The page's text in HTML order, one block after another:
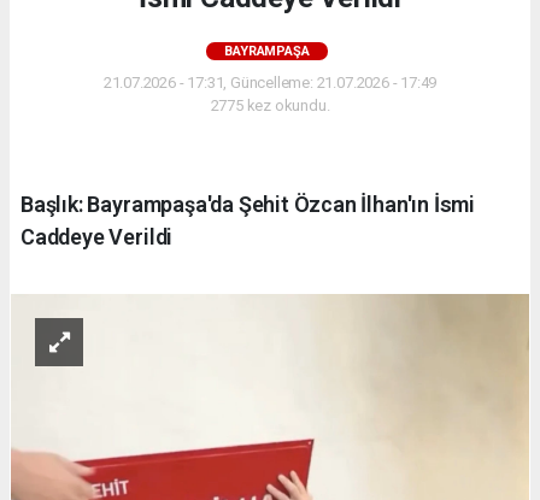
BAYRAMPAŞA
21.07.2026 - 17:31, Güncelleme: 21.07.2026 - 17:49
2775 kez okundu.
Başlık: Bayrampaşa'da Şehit Özcan İlhan'ın İsmi
Caddeye Verildi